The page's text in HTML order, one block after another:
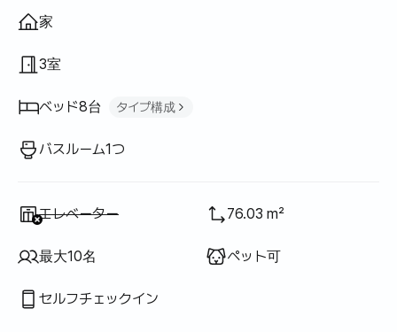
間取り
家
3室
ベッド8台 タイプ構成
クイーンベッド 2
バスルーム1つ
利用不可:
エレベーター 76.03 m²
最大10名 ペット可
セルフチェックイン